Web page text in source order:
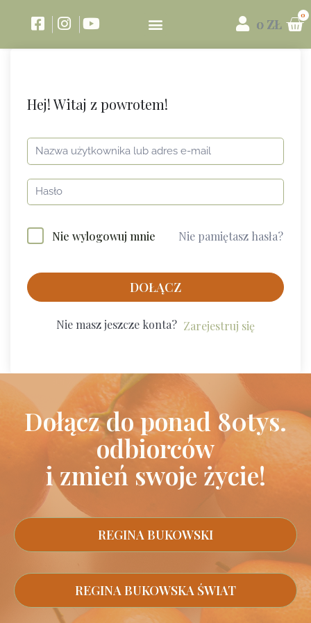
0 ZŁ
Hej! Witaj z powrotem!
Nie wylogowuj mnie Nie pamiętasz hasła?
DOŁĄCZ
Nie masz jeszcze konta? Zarejestruj się
Dołącz do ponad 80tys.
odbiorców
i zmień swoje życie!
REGINA BUKOWSKI
REGINA BUKOWSKA ŚWIAT